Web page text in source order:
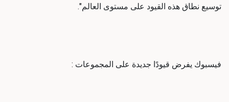
توسيع نطاق هذه القيود على مستوى العالم".
فيسبوك يفرض قيودًا جديدة على المجموعات :